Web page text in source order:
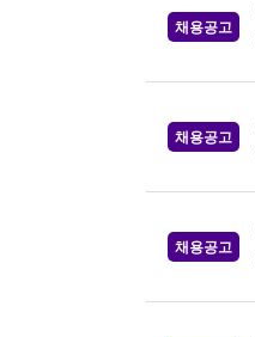
채용공고
채용공고
채용공고